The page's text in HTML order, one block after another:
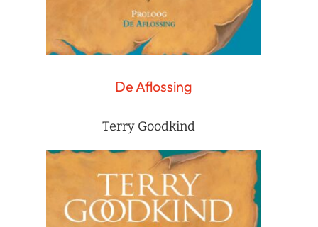
De Aflossing
Terry Goodkind